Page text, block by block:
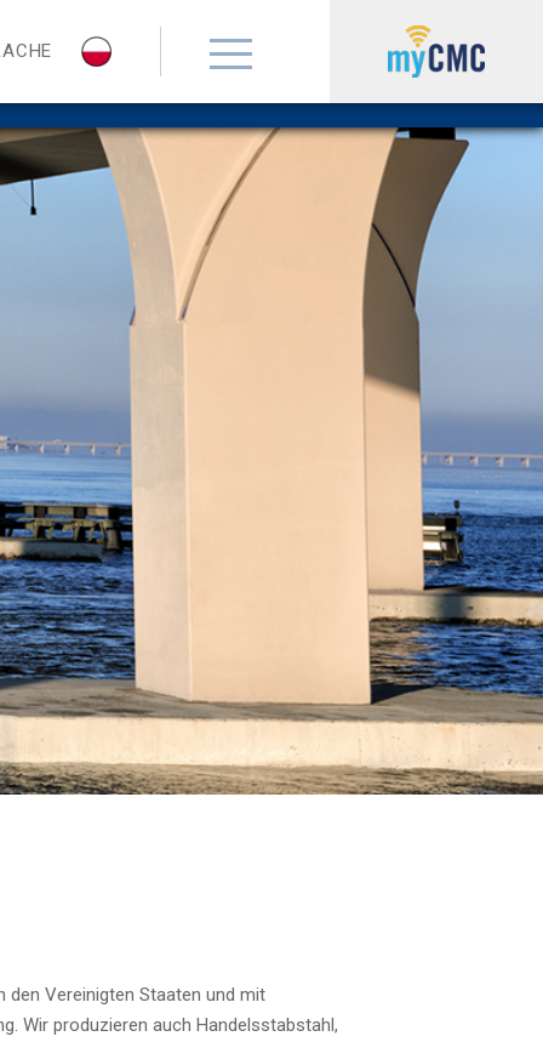
den Vereinigten Staaten und mit
Wir produzieren auch Handelsstabstahl,